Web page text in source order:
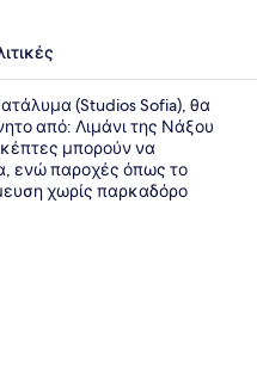
(Studios Sofia), θα
από: Λιμάνι της Νάξου
μπορούν να
ενώ παροχές όπως το
χωρίς παρκαδόρο
δωμάτιο περιλαμβάνουν